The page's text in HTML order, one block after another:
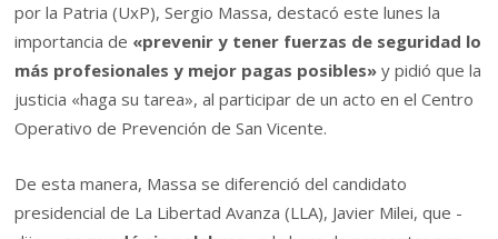
por la Patria (UxP), Sergio Massa, destacó este lunes la
importancia de «prevenir y tener fuerzas de seguridad lo
más profesionales y mejor pagas posibles» y pidió que la
justicia «haga su tarea», al participar de un acto en el Centro
Operativo de Prevención de San Vicente.
De esta manera, Massa se diferenció del candidato
presidencial de La Libertad Avanza (LLA), Javier Milei, que -